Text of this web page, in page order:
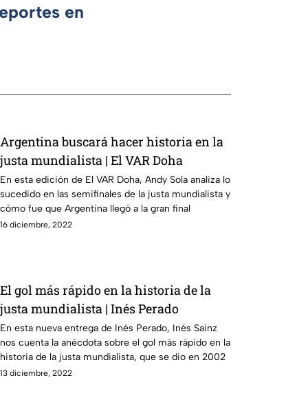
en
Argentina buscará hacer historia en la
justa mundialista | El VAR Doha
En esta edición de El VAR Doha, Andy Sola analiza lo
sucedido en las semifinales de la justa mundialista y
cómo fue que Argentina llegó a la gran final
16 diciembre, 2022
El gol más rápido en la historia de la
justa mundialista | Inés Perado
En esta nueva entrega de Inés Perado, Inés Sainz
nos cuenta la anécdota sobre el gol más rápido en la
historia de la justa mundialista, que se dio en 2002
13 diciembre, 2022